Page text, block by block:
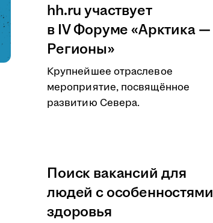
hh.ru участвует
в IV Форуме «Арктика —
Регионы»
Крупнейшее отраслевое
мероприятие, посвящённое
развитию Севера.
Поиск вакансий для
людей с особенностями
здоровья